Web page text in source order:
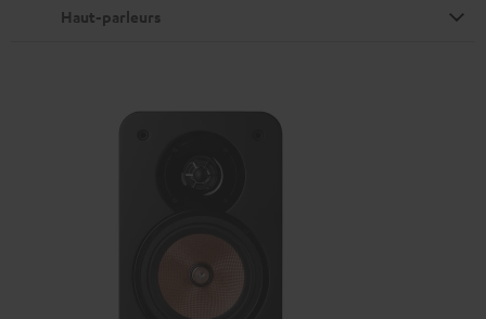
Haut-parleurs